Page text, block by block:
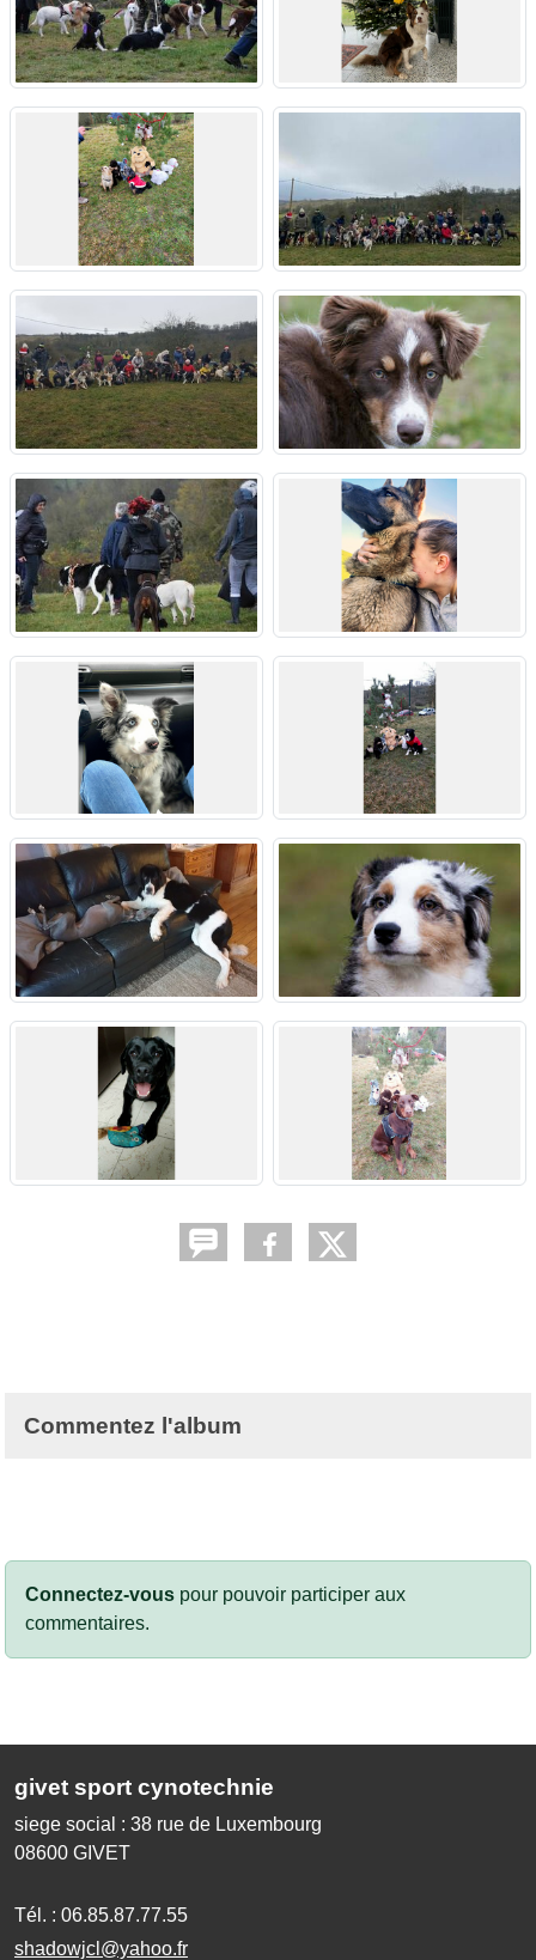
Commentez l'album
Connectez-vous pour pouvoir participer aux
commentaires.
givet sport cynotechnie
siege social : 38 rue de Luxembourg
08600 GIVET
Tél. : 06.85.87.77.55
shadowjcl@yahoo.fr